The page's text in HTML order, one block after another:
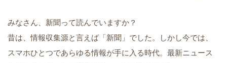
みなさん、新聞って読んでいますか？
昔は、情報収集源と言えば「新聞」でした。しかし今では、
スマホひとつであらゆる情報が手に入る時代。最新ニュース